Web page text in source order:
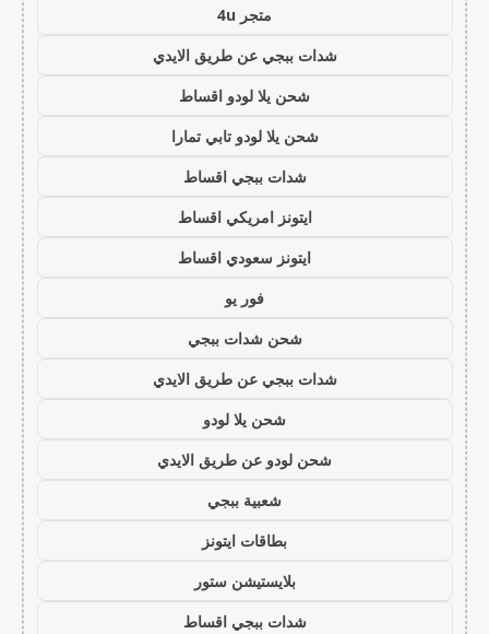
متجر 4u
شدات ببجي عن طريق الايدي
شحن يلا لودو اقساط
شحن يلا لودو تابي تمارا
شدات ببجي اقساط
ايتونز امريكي اقساط
ايتونز سعودي اقساط
فور يو
شحن شدات ببجي
شدات ببجي عن طريق الايدي
شحن يلا لودو
شحن لودو عن طريق الايدي
شعبية ببجي
بطاقات ايتونز
بلايستيشن ستور
شدات ببجي اقساط